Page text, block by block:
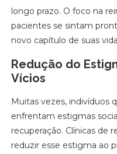
longo prazo. O foco na
pacientes se sintam
novo capítulo de suas
Redução do
Vícios
Muitas vezes, indivíduos
enfrentam estigmas
recuperação. Clínicas de
reduzir esse estigma ao